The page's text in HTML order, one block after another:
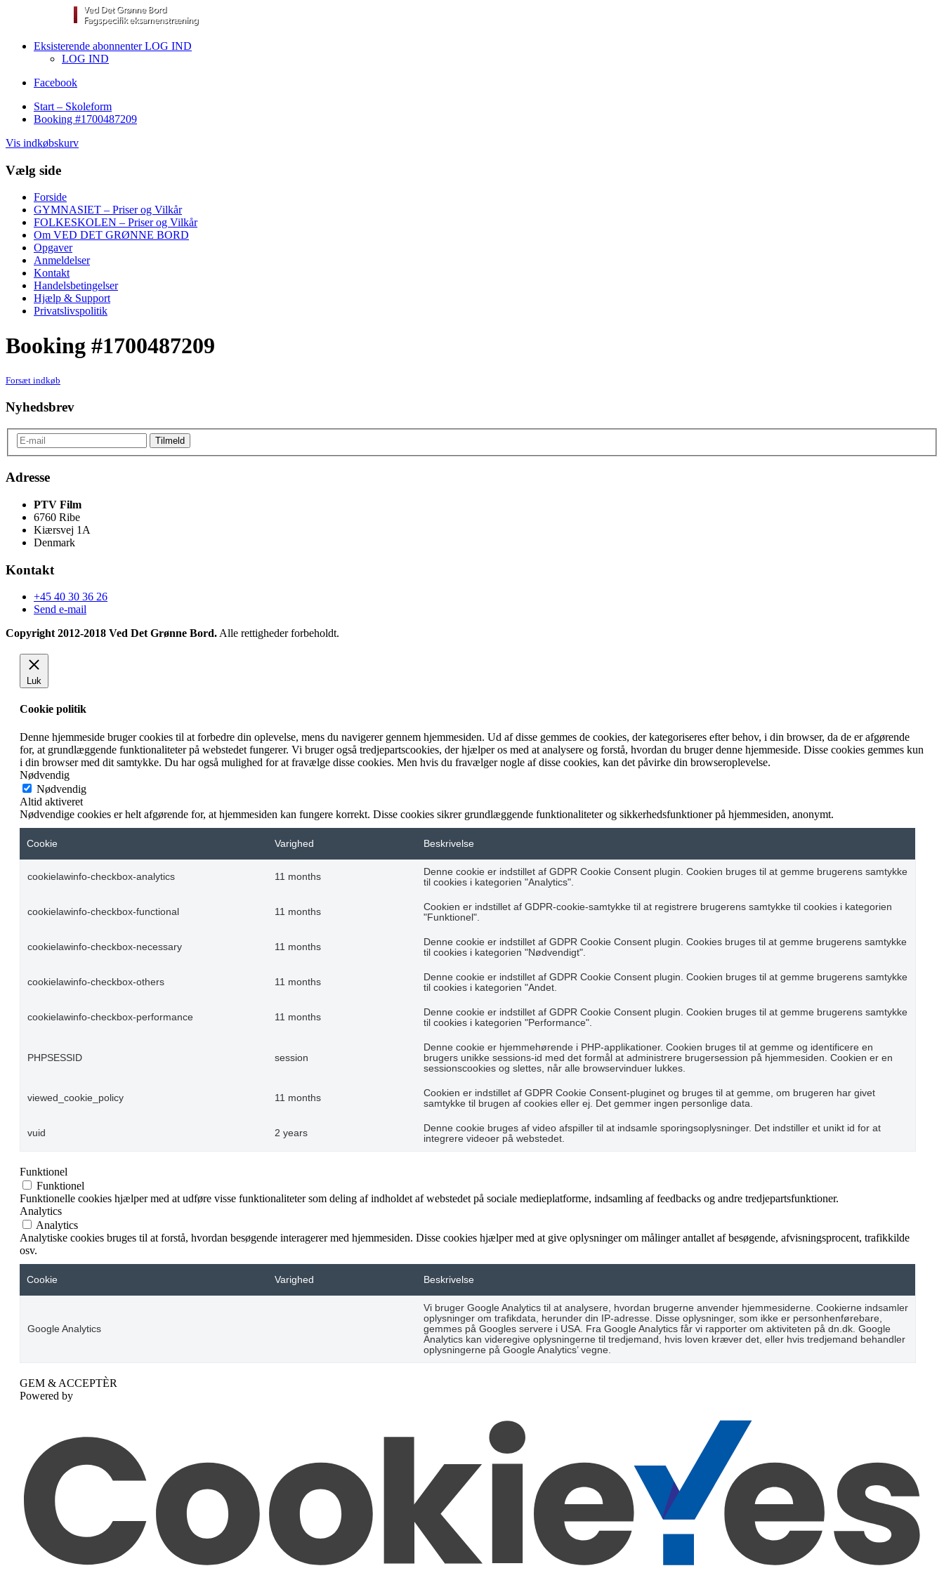
Eksisterende abonnenter LOG IND
LOG IND
Facebook
Start – Skoleform
Booking #1700487209
Vis indkøbskurv
Vælg side
Forside
GYMNASIET – Priser og Vilkår
FOLKESKOLEN – Priser og Vilkår
Om VED DET GRØNNE BORD
Opgaver
Anmeldelser
Kontakt
Handelsbetingelser
Hjælp & Support
Privatslivspolitik
Booking #1700487209
Forsæt indkøb
Nyhedsbrev
Adresse
PTV Film
6760 Ribe
Kiærsvej 1A
Denmark
Kontakt
+45 40 30 36 26
Send e-mail
Copyright 2012-2018 Ved Det Grønne Bord. Alle rettigheder forbeholdt.
Luk
Cookie politik
Denne hjemmeside bruger cookies til at forbedre din oplevelse, mens du navigerer gennem hjemmesiden. Ud af disse gemmes de cookies, der kategoriseres efter behov, i din browser, da de er afgørende
for, at grundlæggende funktionaliteter på webstedet fungerer. Vi bruger også tredjepartscookies, der hjælper os med at analysere og forstå, hvordan du bruger denne hjemmeside. Disse cookies gemmes kun
i din browser med dit samtykke. Du har også mulighed for at fravælge disse cookies. Men hvis du fravælger nogle af disse cookies, kan det påvirke din browseroplevelse.
Nødvendig
Nødvendig
Altid aktiveret
Nødvendige cookies er helt afgørende for, at hjemmesiden kan fungere korrekt. Disse cookies sikrer grundlæggende funktionaliteter og sikkerhedsfunktioner på hjemmesiden, anonymt.
Cookie Varighed Beskrivelse
cookielawinfo-checkbox-analytics 11 months
Denne cookie er indstillet af GDPR Cookie Consent plugin. Cookien bruges til at gemme brugerens samtykke
til cookies i kategorien "Analytics".
cookielawinfo-checkbox-functional 11 months
Cookien er indstillet af GDPR-cookie-samtykke til at registrere brugerens samtykke til cookies i kategorien
"Funktionel".
cookielawinfo-checkbox-necessary 11 months
Denne cookie er indstillet af GDPR Cookie Consent plugin. Cookies bruges til at gemme brugerens samtykke
til cookies i kategorien "Nødvendigt".
cookielawinfo-checkbox-others 11 months
Denne cookie er indstillet af GDPR Cookie Consent plugin. Cookien bruges til at gemme brugerens samtykke
til cookies i kategorien "Andet.
cookielawinfo-checkbox-performance 11 months
Denne cookie er indstillet af GDPR Cookie Consent plugin. Cookien bruges til at gemme brugerens samtykke
til cookies i kategorien "Performance".
PHPSESSID session
Denne cookie er hjemmehørende i PHP-applikationer. Cookien bruges til at gemme og identificere en
brugers unikke sessions-id med det formål at administrere brugersession på hjemmesiden. Cookien er en
sessionscookies og slettes, når alle browservinduer lukkes.
viewed_cookie_policy 11 months
Cookien er indstillet af GDPR Cookie Consent-pluginet og bruges til at gemme, om brugeren har givet
samtykke til brugen af cookies eller ej. Det gemmer ingen personlige data.
vuid 2 years
Denne cookie bruges af video afspiller til at indsamle sporingsoplysninger. Det indstiller et unikt id for at
integrere videoer på webstedet.
Funktionel
Funktionel
Funktionelle cookies hjælper med at udføre visse funktionaliteter som deling af indholdet af webstedet på sociale medieplatforme, indsamling af feedbacks og andre tredjepartsfunktioner.
Analytics
Analytics
Analytiske cookies bruges til at forstå, hvordan besøgende interagerer med hjemmesiden. Disse cookies hjælper med at give oplysninger om målinger antallet af besøgende, afvisningsprocent, trafikkilde
osv.
Cookie Varighed Beskrivelse
Google Analytics
Vi bruger Google Analytics til at analysere, hvordan brugerne anvender hjemmesiderne. Cookierne indsamler
oplysninger om trafikdata, herunder din IP-adresse. Disse oplysninger, som ikke er personhenførebare,
gemmes på Googles servere i USA. Fra Google Analytics får vi rapporter om aktiviteten på dn.dk. Google
Analytics kan videregive oplysningerne til tredjemand, hvis loven kræver det, eller hvis tredjemand behandler
oplysningerne på Google Analytics’ vegne.
GEM & ACCEPTÈR
Powered by